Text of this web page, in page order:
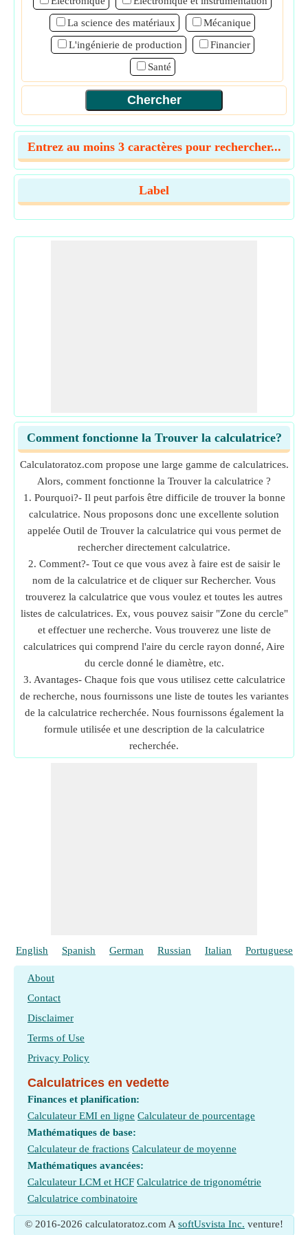
La science des matériaux
Mécanique
L'ingénierie de production
Financier
Santé
Entrez au moins 3 caractères pour rechercher...
Label
Comment fonctionne la Trouver la calculatrice?
Calculatoratoz.com propose une large gamme de calculatrices.
Alors, comment fonctionne la Trouver la calculatrice ?
1. Pourquoi?- Il peut parfois être difficile de trouver la bonne
calculatrice. Nous proposons donc une excellente solution
appelée Outil de Trouver la calculatrice qui vous permet de
rechercher directement calculatrice.
2. Comment?- Tout ce que vous avez à faire est de saisir le
nom de la calculatrice et de cliquer sur Rechercher. Vous
trouverez la calculatrice que vous voulez et toutes les autres
listes de calculatrices. Ex, vous pouvez saisir "Zone du cercle"
et effectuer une recherche. Vous trouverez une liste de
calculatrices qui comprend l'aire du cercle rayon donné, Aire
du cercle donné le diamètre, etc.
3. Avantages- Chaque fois que vous utilisez cette calculatrice
de recherche, nous fournissons une liste de toutes les variantes
de la calculatrice recherchée. Nous fournissons également la
formule utilisée et une description de la calculatrice
recherchée.
English Spanish German Russian Italian Portuguese
About
Contact
Disclaimer
Terms of Use
Privacy Policy
Calculatrices en vedette
Finances et planification:
Calculateur EMI en ligne Calculateur de pourcentage
Mathématiques de base:
Calculateur de fractions Calculateur de moyenne
Mathématiques avancées:
Calculateur LCM et HCF Calculatrice de trigonométrie
Calculatrice combinatoire
© 2016-2026 calculatoratoz.com A softUsvista Inc. venture!